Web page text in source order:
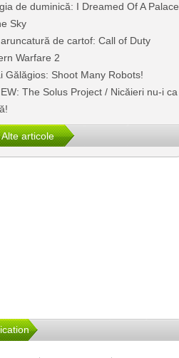
de duminică: I Dreamed Of A Palace
Sky
de cartof: Call of Duty
Warfare 2
Gălăgios: Shoot Many Robots!
The Solus Project / Nicăieri nu-i ca
Alte articole